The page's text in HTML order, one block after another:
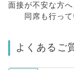
面接が不安な方へ
同席も行っ
よくあるご